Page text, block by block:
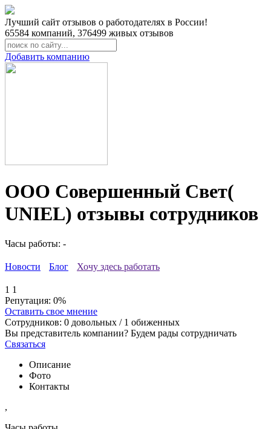
Лучший сайт отзывов о работодателях в России!
65584 компаний, 376499 живых отзывов
Добавить компанию
ООО Совершенный Свет(
UNIEL) отзывы сотрудников
Часы работы: -
Новости Блог Хочу здесь работать
1 1
Репутация: 0%
Оставить свое мнение
Сотрудников: 0 довольных / 1 обиженных
Вы представитель компании? Будем рады сотрудничать
Связаться
Описание
Фото
Контакты
,